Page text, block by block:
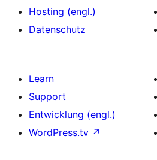
Hosting (engl.)
Datenschutz
Learn
Support
Entwicklung (engl.)
WordPress.tv ↗